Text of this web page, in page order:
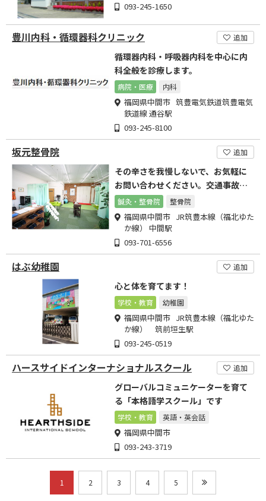
093-245-1650
豊川内科・循環器科クリニック 追加
循環器内科・呼吸器内科を中心に内
科全般を診療します。
病院・医療 内科
福岡県中間市 筑豊電気鉄道筑豊電気
鉄道線 通谷駅
093-245-8100
坂元整骨院 追加
その辛さを我慢しないで、お気軽に
お問い合わせください。交通事故・
スポーツ専門の整骨院です。
鍼灸・整骨院 整骨院
福岡県中間市 JR筑豊本線（福北ゆた
か線） 中間駅
093-701-6556
はぶ幼稚園 追加
心と体を育てます！
学校・教育 幼稚園
福岡県中間市 JR筑豊本線（福北ゆた
か線） 筑前垣生駅
093-245-0519
ハースサイドインターナショナルスクール 追加
グローバルコミュニケーターを育て
る「本格語学スクール」です
学校・教育 英語・英会話
福岡県中間市
093-243-3719
1 2 3 4 5